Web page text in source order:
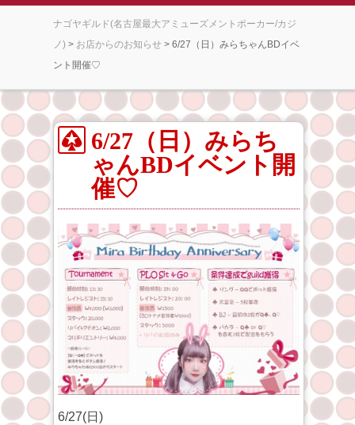
ナゴヤギルド(名古屋最大アミューズメントポーカー/カジ
ノ) > お店からのお知らせ > 6/27（日）みらちゃんBDイベ
ント開催♡
6/27（日）みらち
ゃんBDイベント開
催♡
6/27(日)